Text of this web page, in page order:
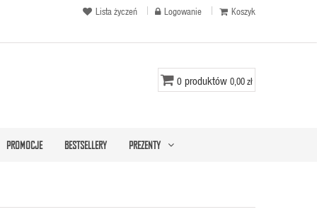
Lista życzeń Logowanie Koszyk
0 produktów 0,00 zł
PROMOCJE BESTSELLERY PREZENTY